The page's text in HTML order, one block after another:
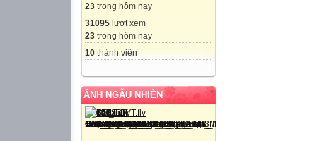
23 trong hôm nay
31095 lượt xem
23 trong hôm nay
10 thành viên
ẢNH NGẪU NHIÊN